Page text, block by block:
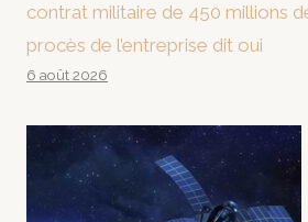
contrat militaire de 450 millions
procès de l’entreprise dit oui
6 août 2026